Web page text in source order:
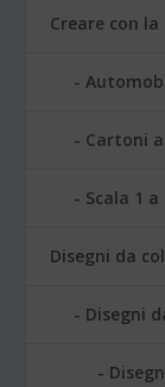
Creare con
Cartoni
Scala 1 a
Disegni da
Disegni